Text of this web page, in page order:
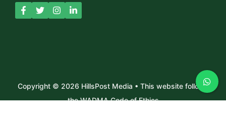
Copyright © 2026 HillsPost Media • This website follows
the WADMA Code of Ethics